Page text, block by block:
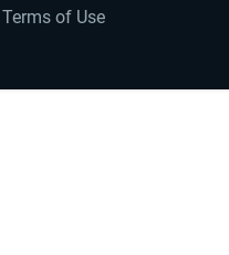
Terms of Use